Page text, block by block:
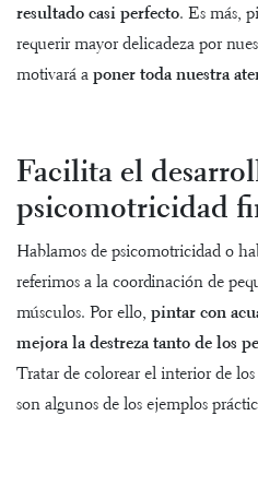
resultado casi perfecto. Es más,
requerir mayor delicadeza por
motivará a poner toda nuestra
Facilita el
psicomotricidad
Hablamos de psicomotricidad o
referimos a la coordinación de
músculos. Por ello, pintar con
mejora la destreza tanto de los
Tratar de colorear el interior de
son algunos de los ejemplos